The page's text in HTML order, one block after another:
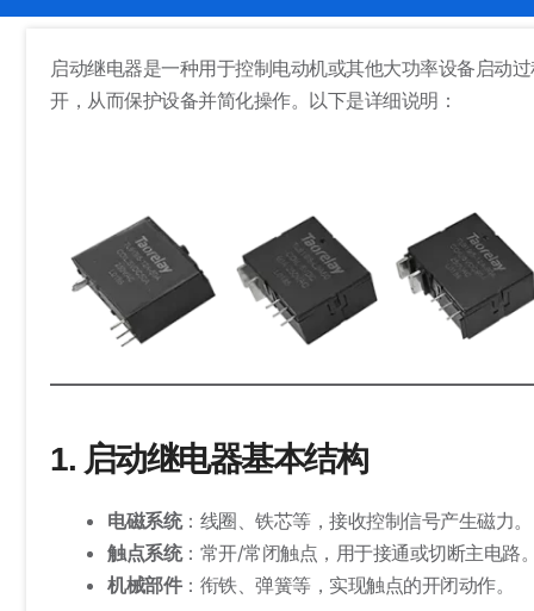
启动继电器是一种用于控制电动机或其他大功率设备启动
开，从而保护设备并简化操作。以下是详细说明：
1. 启动继电器基本结构
电磁系统：线圈、铁芯等，接收控制信号产生磁力。
触点系统：常开/常闭触点，用于接通或切断主电路
机械部件：衔铁、弹簧等，实现触点的开闭动作。